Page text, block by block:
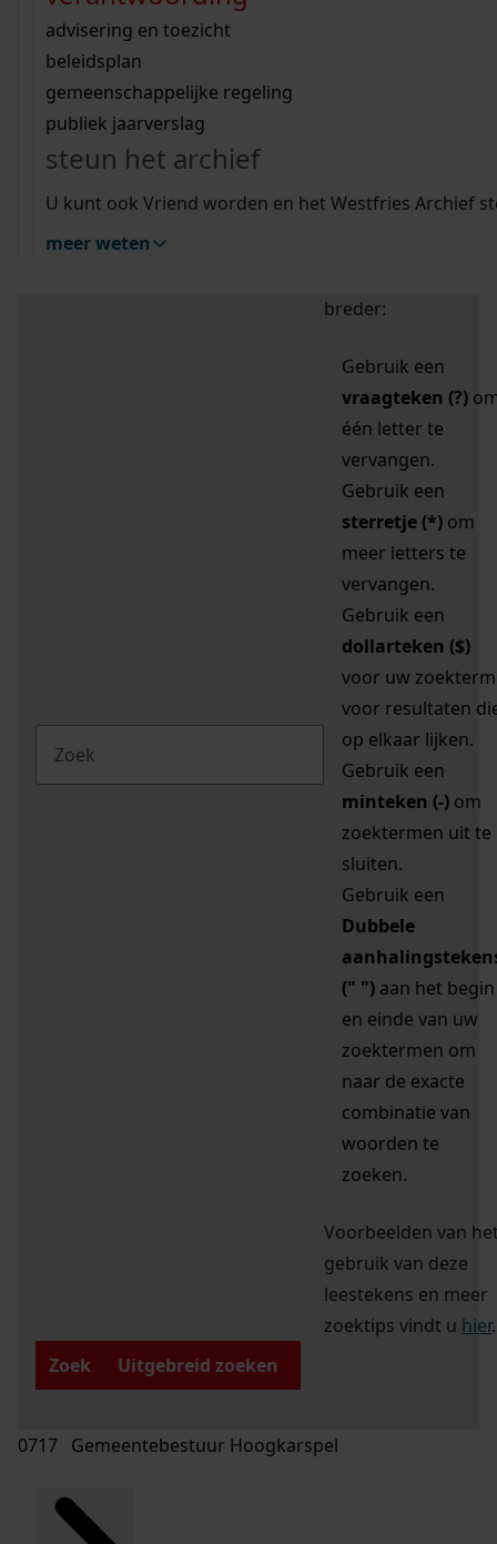
bouwvergunningen
omgevingsvergunningen
vergunningen
beeld en geluid
uitleg nodig?
Wij helpen u op weg met een aantal zoektips.
bekijk alle zoektips
Wij helpen u op weg met een aantal zoektips.
bekijk alle zoektips
bekijk ons geschiedenislokaal
advisering en toezicht
beleidsplan
gemeenschappelijke regeling
publiek jaarverslag
steun het archief
U kunt ook Vriend worden en het Westfries Archief
meer weten
zoektips
Mijn Studiezaal (inloggen)
uw zoekopdracht te
breder:
Gebruik een
vraagteken (?)
één letter te
vervangen.
Gebruik een
sterretje (*) om
meer letters te
vervangen.
Gebruik een
dollarteken ($)
voor uw zoekterm
voor resultaten
op elkaar lijken.
Gebruik een
minteken (-) om
zoektermen uit te
sluiten.
Gebruik een
Dubbele
(" ") aan het begin
en einde van uw
zoektermen om
naar de exacte
combinatie van
woorden te
zoeken.
Voorbeelden van
gebruik van deze
leestekens en meer
zoektips vindt u hier.
Zoek
Uitgebreid zoeken
0717 Gemeentebestuur Hoogkarspel